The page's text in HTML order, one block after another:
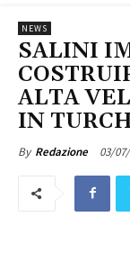
NEWS
SALINI
ALTA
IN
By Redazione 03/